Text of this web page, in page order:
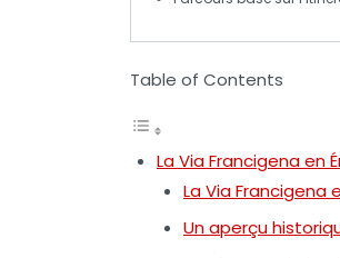
Table of Contents
La Via Francigena en
La Via Francigena
Un aperçu